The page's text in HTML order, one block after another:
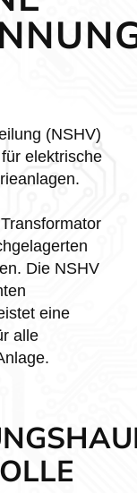
(NSHV)
elektrische
Die NSHV
eine
alle